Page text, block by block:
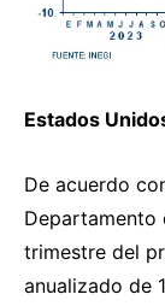
Estados
De acuerdo
Departamento
trimestre del
anualizado de